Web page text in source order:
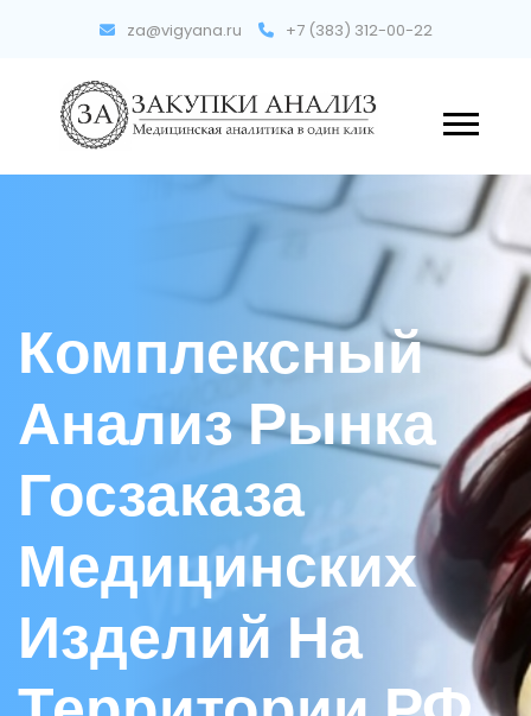
za@vigyana.ru +7 (383) 312-00-22
Комплексный
Анализ Рынка
Госзаказа
Медицинских
Изделий На